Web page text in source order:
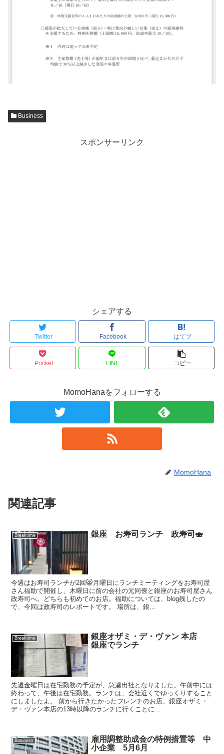
Business
スポンサーリンク
シェアする
Twitter Facebook はてブ
Pocket LINE コピー
MomoHanaをフォローする
MomoHana
関連記事
Breaktime 銀座 お寿司ランチ 政寿司🍣
今週はお寿司ランチが2回😸月曜日にランチミーティングをお寿司屋
さん福助で開催し、木曜日に前の会社の元同僚と銀座のお寿司屋さん
政寿司へ。どちらも初めてのお店。福助については、blog残したの
で、今回は政寿司のレポートです。 場所は、銀...
Breaktime
銀座オザミ・デ・ヴァン 本店
銀座でランチ
先週金曜日は在宅勤務の予定が、急遽出社となりました。午前中には
終わって、午後は在宅勤務。ランチは、会社近くでゆっくりすること
にしましたよ。 前から行きたかったフレンチのお店、銀座オザミ・
デ・ヴァン本店の13時以降のランチに行くことに...
Business
雇用調整助成金の特例措置等 中
小企業 5月6月